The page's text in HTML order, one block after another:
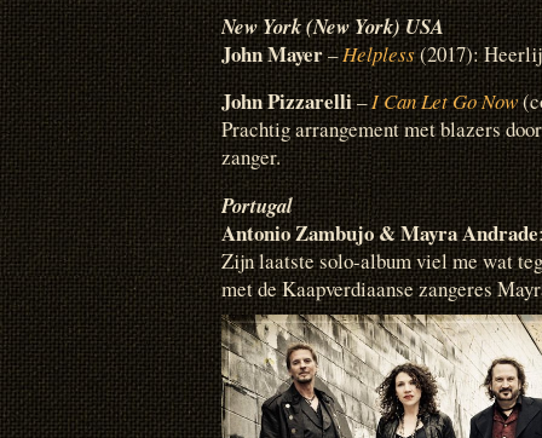
New York (New York) USA
John Mayer–Helpless(2017):
John Pizzarelli–I Can Let Go Now
Prachtig arrangement met blazers
zanger.
Portugal
Antonio Zambujo & Mayra Andrade
Zijn laatste solo-album viel me wat
met de Kaapverdiaanse zangeres